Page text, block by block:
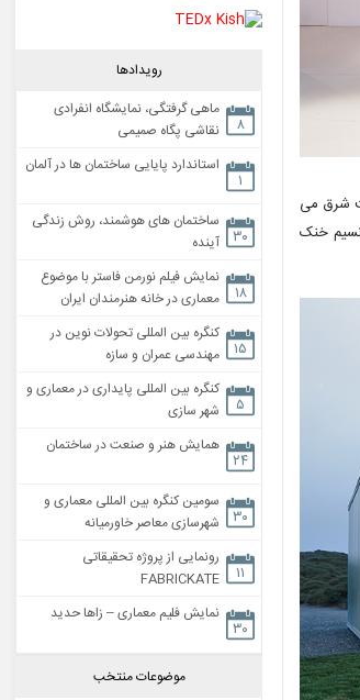
شرق می
نسیم خنک
رویدادها
۸
ماهی گرفتگی، نمایشگاه انفرادی
نقاشی پگاه صمیمی
۱
استاندارد پایایی ساختمان ها در آلمان
۳۰
ساختمان های هوشمند، روش زندگی
آینده
۱۸
نمایش فیلم نورمن فاستر با موضوع
معماری در خانه هنرمندان ایران
۱۵
کنگره بین المللی تحولات نوین در
مهندسی عمران و سازه
۵
کنگره بین المللی پایداری در معماری و
شهر سازی
۲۴
همایش هنر و صنعت در ساختمان
۳۰
سومین کنگره بین المللی معماری و
شهرسازی معاصر خاورمیانه
۱۱
رونمایی از پروژه تحقیقاتی
FABRICKATE
۳۰
نمایش فلیم معماری – زاها حدید
موضوعات منتخب